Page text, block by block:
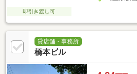
即引き渡し可
貸店舗・事務所
橋本ビル